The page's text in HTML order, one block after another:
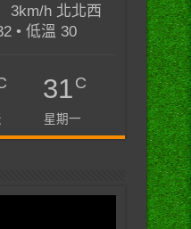
3km/h 北北西
• 低溫 30
31C
星期一